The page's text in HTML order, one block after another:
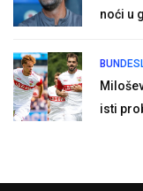
noći u
isti